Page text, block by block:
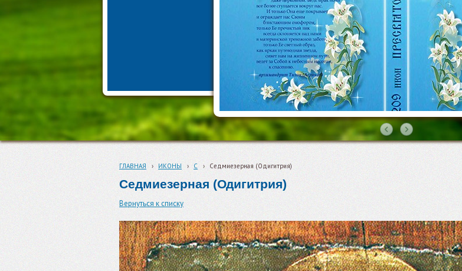
ГЛАВНАЯ › ИКОНЫ › С › Седмиезерная (Одигитрия)
Седмиезерная (Одигитрия)
Вернуться к списку